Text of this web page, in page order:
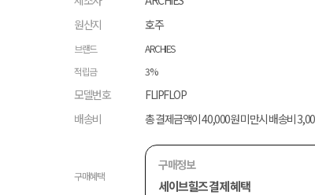
원산지
호주
브랜드
ARCHIES
적립금
3%
모델번호
FLIPFLOP
배송비
총 결제금액이 40,000원 미만시 배송비
구매혜택
구매정보
세이브힐즈 결제 혜택